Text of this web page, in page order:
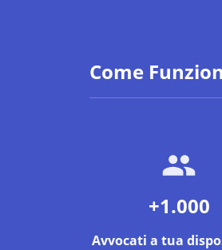
Come
+1.000
Avvocati a tua